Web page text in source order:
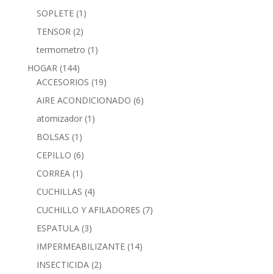
SOPLETE (1)
TENSOR (2)
termometro (1)
HOGAR (144)
ACCESORIOS (19)
AIRE ACONDICIONADO (6)
atomizador (1)
BOLSAS (1)
CEPILLO (6)
CORREA (1)
CUCHILLAS (4)
CUCHILLO Y AFILADORES (7)
ESPATULA (3)
IMPERMEABILIZANTE (14)
INSECTICIDA (2)